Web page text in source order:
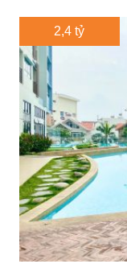
2,4 tỷ